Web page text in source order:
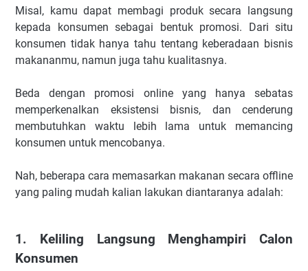
Misal, kamu dapat membagi produk secara langsung
kepada konsumen sebagai bentuk promosi. Dari situ
konsumen tidak hanya tahu tentang keberadaan bisnis
makananmu, namun juga tahu kualitasnya.
Beda dengan promosi online yang hanya sebatas
memperkenalkan eksistensi bisnis, dan cenderung
membutuhkan waktu lebih lama untuk memancing
konsumen untuk mencobanya.
Nah, beberapa cara memasarkan makanan secara offline
yang paling mudah kalian lakukan diantaranya adalah:
1. Keliling Langsung Menghampiri Calon
Konsumen